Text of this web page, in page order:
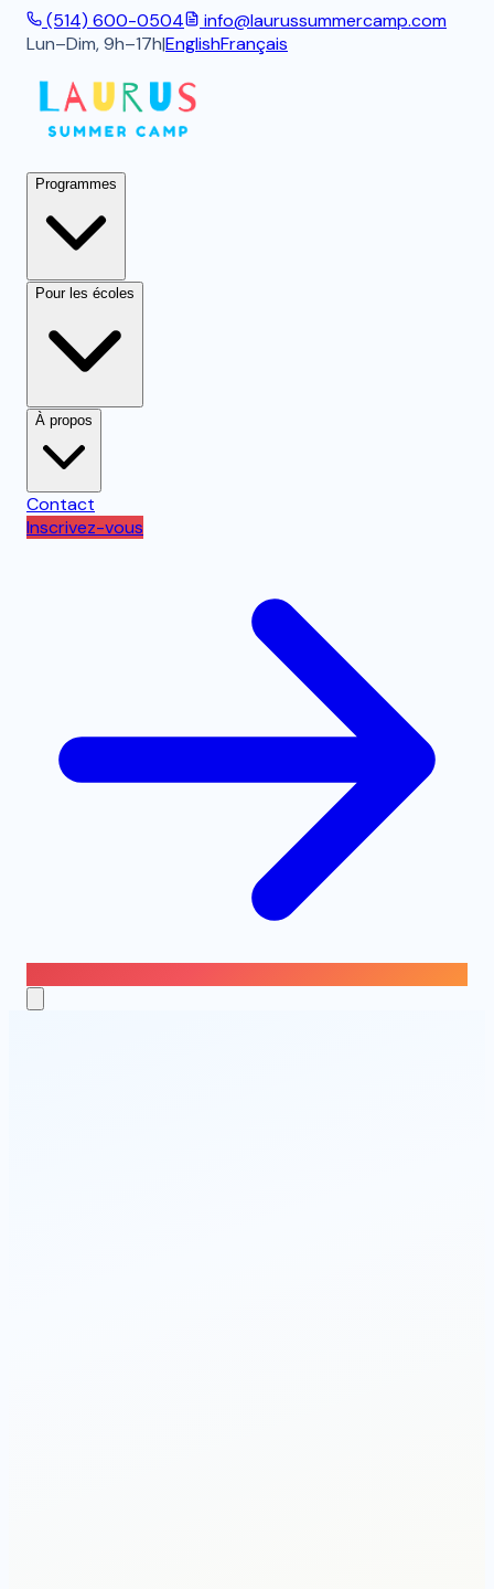
(514) 600-0504
info@laurussummercamp.com
Lun–Dim, 9h–17h|EnglishFrançais
Programmes
Pour les écoles
À propos
Contact
Inscrivez-vous